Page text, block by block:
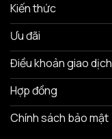
Kiến thức
Ưu đãi
Điều khoản giao dịch
Hợp đồng
Chính sách bảo mật